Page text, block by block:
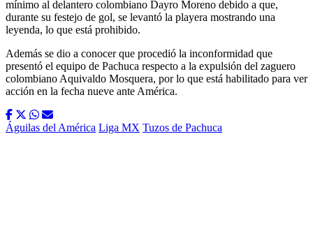
mínimo al delantero colombiano Dayro Moreno debido a que,
durante su festejo de gol, se levantó la playera mostrando una
leyenda, lo que está prohibido.
Además se dio a conocer que procedió la inconformidad que
presentó el equipo de Pachuca respecto a la expulsión del zaguero
colombiano Aquivaldo Mosquera, por lo que está habilitado para ver
acción en la fecha nueve ante América.
Águilas del América Liga MX Tuzos de Pachuca